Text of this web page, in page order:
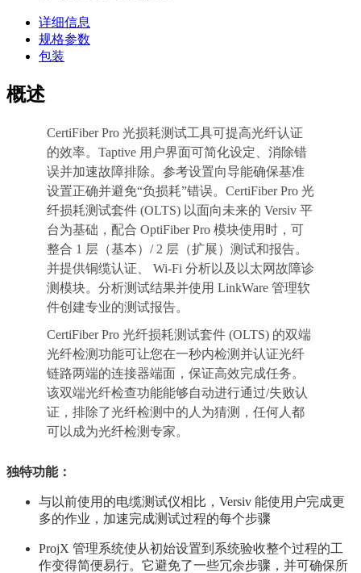
详细信息
规格参数
包装
概述
CertiFiber Pro 光损耗测试工具可提高光纤认证
的效率。Taptive 用户界面可简化设定、消除错
误并加速故障排除。参考设置向导能确保基准
设置正确并避免“负损耗”错误。CertiFiber Pro 光
纤损耗测试套件 (OLTS) 以面向未来的 Versiv 平
台为基础，配合 OptiFiber Pro 模块使用时，可
整合 1 层（基本）/ 2 层（扩展）测试和报告。
并提供铜缆认证、 Wi-Fi 分析以及以太网故障诊
测模块。分析测试结果并使用 LinkWare 管理软
件创建专业的测试报告。
CertiFiber Pro 光纤损耗测试套件 (OLTS) 的双端
光纤检测功能可让您在一秒内检测并认证光纤
链路两端的连接器端面，保证高效完成任务。
该双端光纤检查功能能够自动进行通过/失败认
证，排除了光纤检测中的人为猜测，任何人都
可以成为光纤检测专家。
独特功能：
与以前使用的电缆测试仪相比，Versiv 能使用户完成更
多的作业，加速完成测试过程的每个步骤
ProjX 管理系统使从初始设置到系统验收整个过程的工
作变得简便易行。它避免了一些冗余步骤，并可确保所